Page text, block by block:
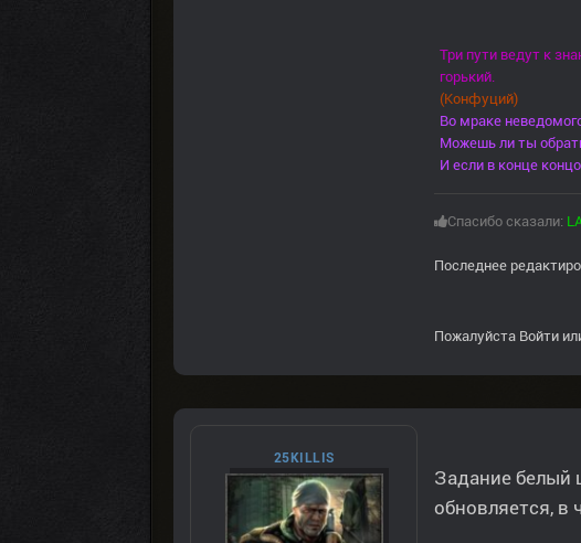
Три пути ведут к
горький.
(Конфуций)
Во мраке
Можешь ли ты
И если в конце
Спасибо сказали:
Последнее
Пожалуйста Войти
25KILLIS
Задание белый
обновляется, в